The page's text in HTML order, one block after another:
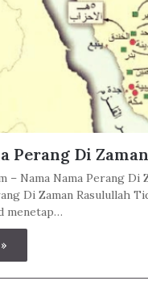
Perang Di
– Nama Nama Perang Di
Di Zaman Rasulullah
menetap…